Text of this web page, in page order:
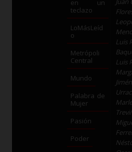
en un
teclazo
LoMásLeíd
o
Metrópoli
Central
Mundo
Palabra de
Mujer
Pasión
Poder
Luis
Luis